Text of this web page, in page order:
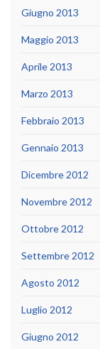
Giugno 2013
Maggio 2013
Aprile 2013
Marzo 2013
Febbraio 2013
Gennaio 2013
Dicembre 2012
Novembre 2012
Ottobre 2012
Settembre 2012
Agosto 2012
Luglio 2012
Giugno 2012